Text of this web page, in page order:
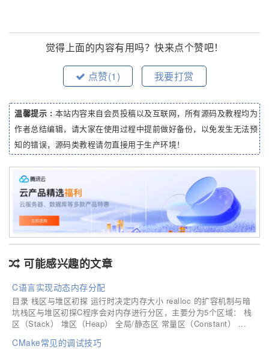
觉得上面的内容有用吗？快来点个赞吧！
点赞(1) 我要打赏
温馨提示 : 本站内容来自会员投稿以及互联网，所有源码及教程均为
作者总结编辑，请大家在使用过程中提前做好备份，以免发生无法预
知的错误，源码类教程请勿直接用于生产环境！
可能感兴趣的文章
C语言实现动态内存分配
目录 栈区与堆区初探 运行时决定内存大小 realloc 的扩容机制与暗
坑栈区与堆区初探C程序会对内存进行分区，主要分为5个区域： 栈
区（Stack） 堆区（Heap） 全局/静态区 常量区（Constant） ...
CMake常见的调试技巧